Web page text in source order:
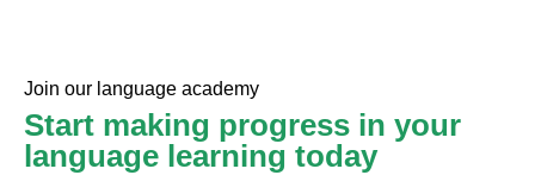
Join our language academy
Start making progress in your
language learning today